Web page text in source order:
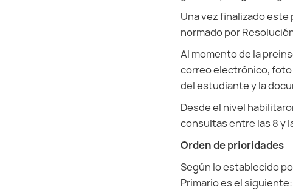
Una vez finalizado
normado por
Al momento de la
correo electrónico, foto
del estudiante y la
Desde el nivel
consultas entre las 8 y
Orden de prioridades
Según lo establecido
Primario es el siguiente: